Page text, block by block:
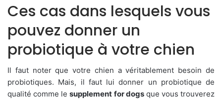
Ces cas dans lesquels vous
pouvez donner un
probiotique à votre chien
Il faut noter que votre chien a véritablement besoin de
probiotiques. Mais, il faut lui donner un probiotique de
qualité comme lesupplement for dogsque vous trouverez